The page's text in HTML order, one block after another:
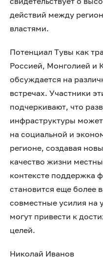
действий между
властями.
Потенциал Тувы как
Россией, Монголией и
обсуждается на
встречах. Участники
подчеркивают, что
инфраструктуры
на социальной и
регионе, создавая
качество жизни
контексте поддержка
становится еще более
совместные усилия на
могут привести к
целей.
Николай Иванов